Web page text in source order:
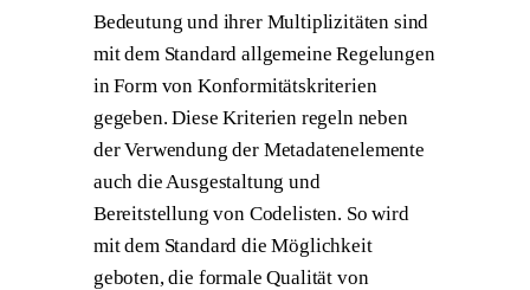
Bedeutung und ihrer Multiplizitäten sind
mit dem Standard allgemeine Regelungen
in Form von Konformitätskriterien
gegeben. Diese Kriterien regeln neben
der Verwendung der Metadatenelemente
auch die Ausgestaltung und
Bereitstellung von Codelisten. So wird
mit dem Standard die Möglichkeit
geboten, die formale Qualität von